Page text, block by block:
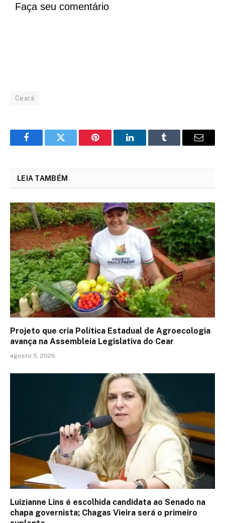
Faça seu comentário
Ceará
FacebookTwitter Pinterest LinkedInTumblr Email
LEIA TAMBÉM
Projeto que cria Política Estadual de Agroecologia
avança na Assembleia Legislativa do Cear
agosto 5, 2026
Luizianne Lins é escolhida candidata ao Senado na
chapa governista; Chagas Vieira será o primeiro